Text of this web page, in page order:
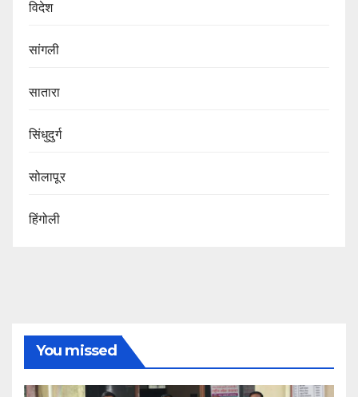
विदेश
सांगली
सातारा
सिंधुदुर्ग
सोलापूर
हिंगोली
You missed